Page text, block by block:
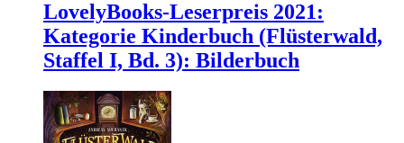
LovelyBooks-Leserpreis 2021:
Kategorie Kinderbuch (Flüsterwald,
Staffel I, Bd. 3): Bilderbuch